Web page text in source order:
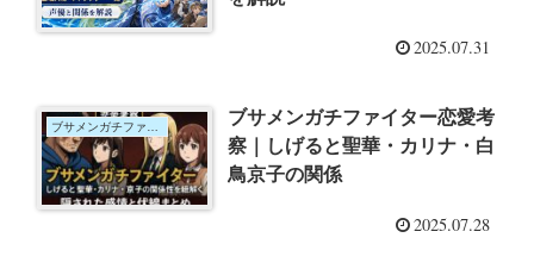
2025.07.31
ブサメンガチファイター恋愛考
察｜しげると聖華・カリナ・白
鳥京子の関係
2025.07.28